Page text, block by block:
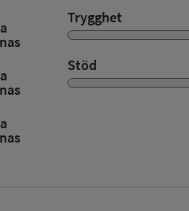
Trygghet
Stöd